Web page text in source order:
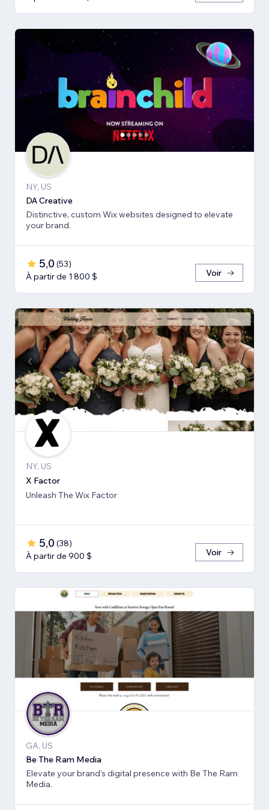
NY, US
DA Creative
Distinctive, custom Wix websites designed to elevate
your brand.
5,0 (53)
À partir de 1 800 $
Voir
NY, US
X Factor
Unleash The Wix Factor
5,0 (38)
À partir de 900 $
Voir
GA, US
Be The Ram Media
Elevate your brand's digital presence with Be The Ram
Media.